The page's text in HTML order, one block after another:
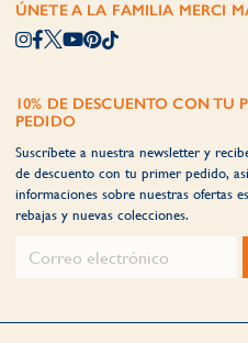
ÚNETE A LA FAMILIA MERCI
10% DE DESCUENTO CON TU
PEDIDO
Suscríbete a nuestra newsletter y
de descuento con tu primer pedido,
informaciones sobre nuestras ofertas
rebajas y nuevas colecciones.